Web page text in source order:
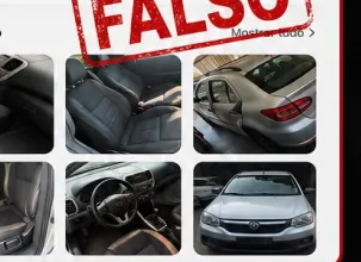
Troca e Devolução